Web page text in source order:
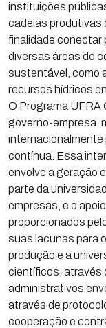
instituições
cadeias produtivas
finalidade conectar
diversas áreas do
sustentável, como
recursos hídricos
O Programa UFRA
governo-empresa,
internacionalmente
contínua. Essa
envolve a geração
parte da
empresas, e o
proporcionados
suas lacunas para
produção e a
científicos, através
administrativos
através de
cooperação e